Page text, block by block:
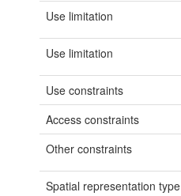
Use limitation
Use limitation
Use constraints
Access constraints
Other constraints
Spatial representation type